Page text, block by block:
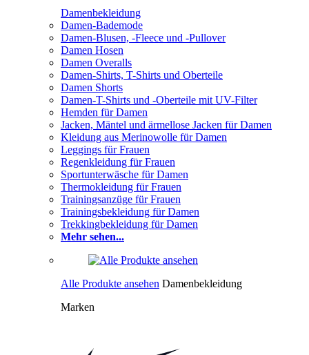
Damenbekleidung
Damen-Bademode
Damen-Blusen, -Fleece und -Pullover
Damen Hosen
Damen Overalls
Damen-Shirts, T-Shirts und Oberteile
Damen Shorts
Damen-T-Shirts und -Oberteile mit UV-Filter
Hemden für Damen
Jacken, Mäntel und ärmellose Jacken für Damen
Kleidung aus Merinowolle für Damen
Leggings für Frauen
Regenkleidung für Frauen
Sportunterwäsche für Damen
Thermokleidung für Frauen
Trainingsanzüge für Frauen
Trainingsbekleidung für Damen
Trekkingbekleidung für Damen
Mehr sehen...
Alle Produkte ansehen Damenbekleidung
Marken